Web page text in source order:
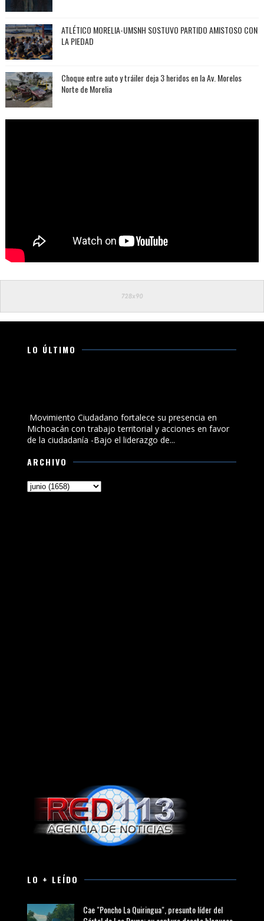
ATLÉTICO MORELIA-UMSNH SOSTUVO PARTIDO AMISTOSO CON
LA PIEDAD
Choque entre auto y tráiler deja 3 heridos en la Av. Morelos
Norte de Morelia
LO ÚLTIMO
Movimiento Ciudadano fortalece su presencia en
Michoacán con trabajo territorial y acciones en favor
de la ciudadanía -Bajo el liderazgo de...
ARCHIVO
LO + LEÍDO
Cae "Poncho La Quiringua", presunto líder del